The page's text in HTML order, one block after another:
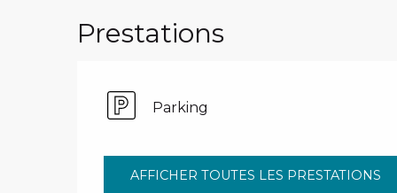
Prestations
Parking
AFFICHER TOUTES LES PRESTATIONS